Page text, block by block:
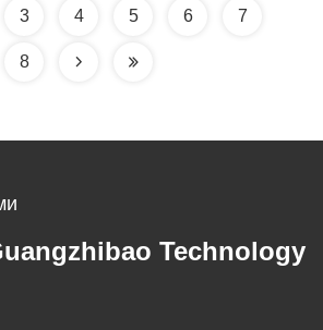
применений
3 4 5 6 7
8
Technology